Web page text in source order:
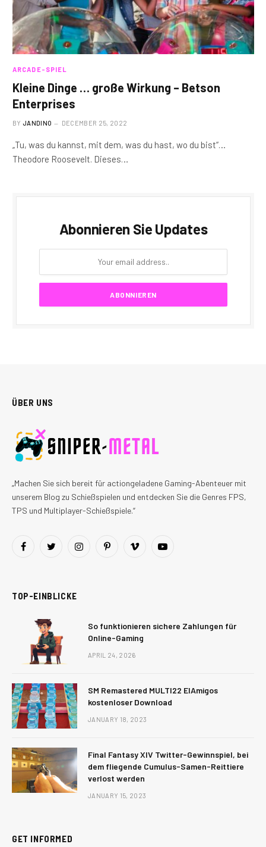
ARCADE-SPIEL
Kleine Dinge … große Wirkung – Betson
Enterprises
BY JANDINO DECEMBER 25, 2022
„Tu, was du kannst, mit dem, was du hast, wo du bist“…
Theodore Roosevelt. Dieses…
Abonnieren Sie Updates
ÜBER UNS
„Machen Sie sich bereit für actiongeladene Gaming-Abenteuer mit
unserem Blog zu Schießspielen und entdecken Sie die Genres FPS,
TPS und Multiplayer-Schießspiele.“
FacebookTwitterInstagramPinterestVimeo YouTube
TOP-EINBLICKE
So funktionieren sichere Zahlungen für
Online-Gaming
APRIL 24, 2026
SM Remastered MULTI22 ElAmigos
kostenloser Download
JANUARY 18, 2023
Final Fantasy XIV Twitter-Gewinnspiel, bei
dem fliegende Cumulus-Samen-Reittiere
verlost werden
JANUARY 15, 2023
GET INFORMED